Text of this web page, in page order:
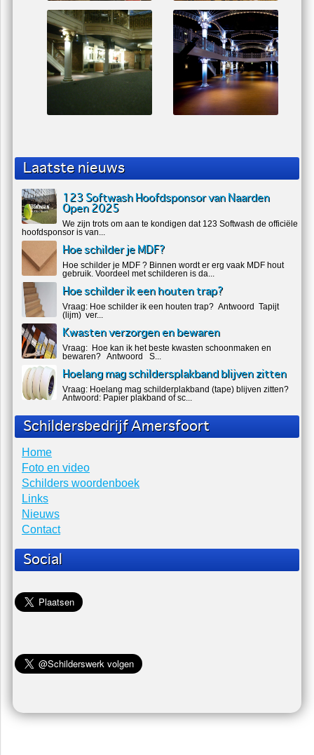
Laatste nieuws
123 Softwash Hoofdsponsor van Naarden
Open 2025
We zijn trots om aan te kondigen dat 123 Softwash de officiële
hoofdsponsor is van...
Hoe schilder je MDF?
Hoe schilder je MDF ? Binnen wordt er erg vaak MDF hout
gebruik. Voordeel met schilderen is da...
Hoe schilder ik een houten trap?
Vraag: Hoe schilder ik een houten trap? Antwoord Tapijt
(lijm) ver...
Kwasten verzorgen en bewaren
Vraag: Hoe kan ik het beste kwasten schoonmaken en
bewaren? Antwoord S...
Hoelang mag schildersplakband blijven zitten
Vraag: Hoelang mag schilderplakband (tape) blijven zitten?
Antwoord: Papier plakband of sc...
Schildersbedrijf Amersfoort
Home
Foto en video
Schilders woordenboek
Links
Nieuws
Contact
Social